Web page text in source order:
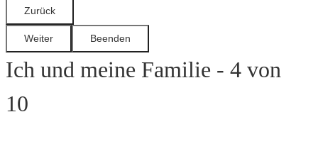
Ich und meine Familie - 4 von
10